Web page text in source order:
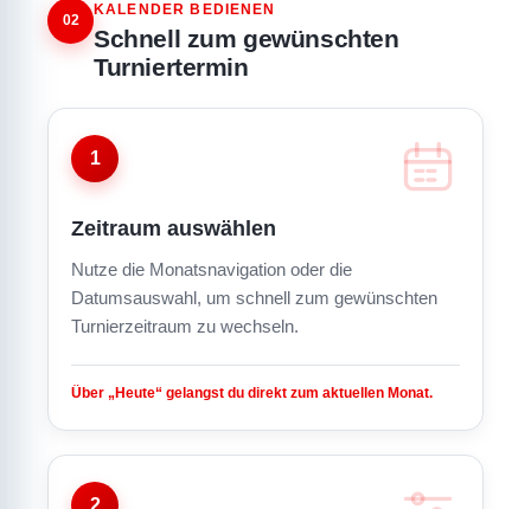
02
KALENDER BEDIENEN
Schnell zum gewünschten
Turniertermin
1
Zeitraum auswählen
Nutze die Monatsnavigation oder die
Datumsauswahl, um schnell zum gewünschten
Turnierzeitraum zu wechseln.
Über „Heute“ gelangst du direkt zum aktuellen Monat.
2